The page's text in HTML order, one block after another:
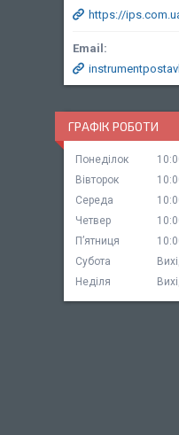
https://
ГРАФІК РОБОТИ
Понеділок
Вівторок
Середа
Четвер
Пʼятниця
Субота
Неділя